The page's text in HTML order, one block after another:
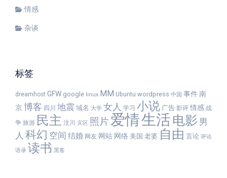
情感
杂谈
标签
dreamhost GFW google linux MM Ubuntu wordpress 中国 事件南
京博客 四川 地震 域名 大学 女人 学习 小说 广告 影评 情感 战
争 旅游 民主 汶川 灾区 照片 爱情生活 电影 男
人 科幻 空间 结婚 网友 网站 网络 美国 老婆 自由 言论 评论
语录 读书 黑客